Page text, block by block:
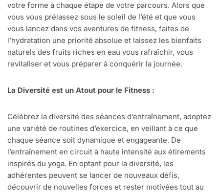
votre forme à chaque étape de votre parcours. Alors que
vous vous prélassez sous le soleil de l’été et que vous
vous lancez dans vos aventures de fitness, faites de
l’hydratation une priorité absolue et laissez les bienfaits
naturels des fruits riches en eau vous rafraîchir, vous
revitaliser et vous préparer à conquérir la journée.
La Diversité est un Atout pour le Fitness :
Célébrez la diversité des séances d’entraînement, adoptez
une variété de routines d’exercice, en veillant à ce que
chaque séance soit dynamique et engageante. De
l’entraînement en circuit à haute intensité aux étirements
inspirés du yoga. En optant pour la diversité, les
adhérentes peuvent se lancer de nouveaux défis,
découvrir de nouvelles forces et rester motivées tout au